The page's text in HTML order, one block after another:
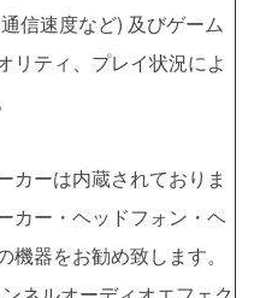
信速度など) 及びゲーム
リティ、プレイ状況によ
カーは内蔵されておりま
カー・ヘッドフォン・ヘ
機器をお勧め致します。